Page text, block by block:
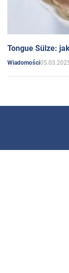
Tongue Sülze:
Wiadomości